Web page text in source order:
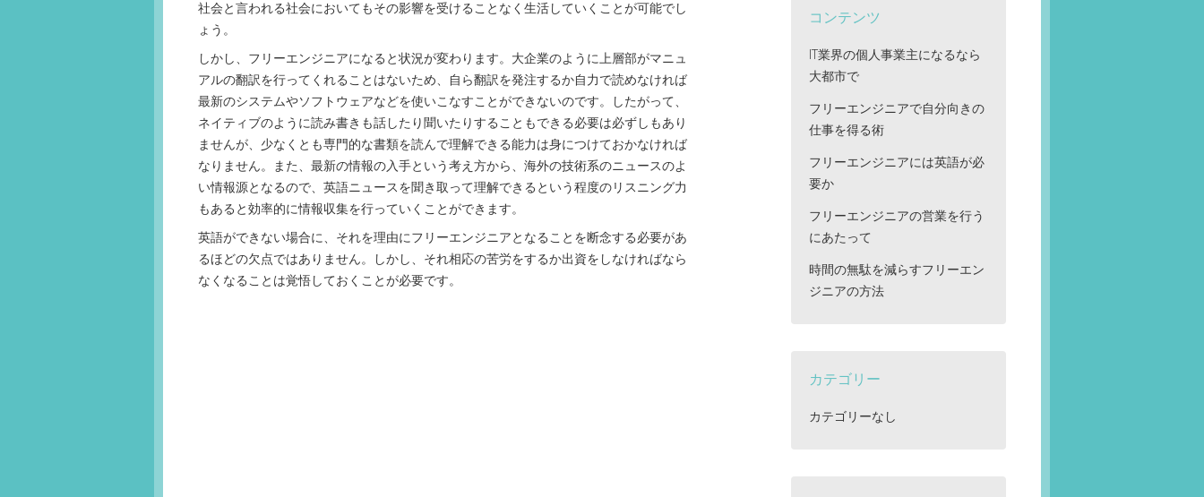
社会と言われる社会においてもその影響を受けることなく生活していくことが可能でし
ょう。
しかし、フリーエンジニアになると状況が変わります。大企業のように上層部がマニュ
アルの翻訳を行ってくれることはないため、自ら翻訳を発注するか自力で読めなければ
最新のシステムやソフトウェアなどを使いこなすことができないのです。したがって、
ネイティブのように読み書きも話したり聞いたりすることもできる必要は必ずしもあり
ませんが、少なくとも専門的な書類を読んで理解できる能力は身につけておかなければ
なりません。また、最新の情報の入手という考え方から、海外の技術系のニュースのよ
い情報源となるので、英語ニュースを聞き取って理解できるという程度のリスニング力
もあると効率的に情報収集を行っていくことができます。
英語ができない場合に、それを理由にフリーエンジニアとなることを断念する必要があ
るほどの欠点ではありません。しかし、それ相応の苦労をするか出資をしなければなら
なくなることは覚悟しておくことが必要です。
コンテンツ
IT業界の個人事業主になるなら
大都市で
フリーエンジニアで自分向きの
仕事を得る術
フリーエンジニアには英語が必
要か
フリーエンジニアの営業を行う
にあたって
時間の無駄を減らすフリーエン
ジニアの方法
カテゴリー
カテゴリーなし